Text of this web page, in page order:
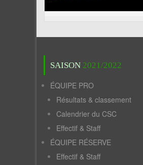
SAISON 2021/2022
ÉQUIPE PRO
Résultats & classement
Calendrier du CSC
Effectif & Staff
ÉQUIPE RÉSERVE
Effectif & Staff